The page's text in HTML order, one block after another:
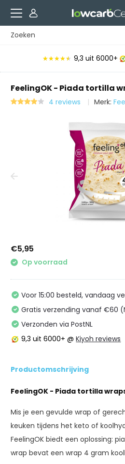
★★★★★
★★★★★ 9,3 uit 6000+
FeelingOK - Piada tortilla
4 reviews Merk:
€5,95
Op voorraad
Voor 15:00 besteld, vandaag
Gratis verzending vanaf €60
Verzonden via PostNL
9,3 uit 6000+ @Kiyoh reviews
Productomschrijving
FeelingOK - Piada tortilla
Mis je een gevulde wrap of
keuken tijdens het keto of
FeelingOK biedt een oplossing:
wrap bevat een wrap 4 gram